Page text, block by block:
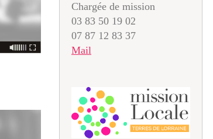
Chargée de mission
03 83 50 19 02
07 87 12 83 37
Mail